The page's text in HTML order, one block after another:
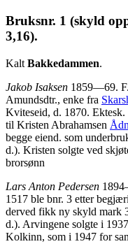
Bruksnr. 1 (skyld
3,16).
Kalt Bakkedammen.
Jakob Isaksen 1859—69.
Amundsdtr., enke fra
Kviteseid, d. 1870.
til Kristen Abrahamsen
begge eiend. som
d.). Kristen solgte ved
brorsønn
Lars Anton Pedersen
1517 ble bnr. 3 etter
derved fikk ny skyld mark
d.). Arvingene solgte i
Kolkinn, som i 1947 for